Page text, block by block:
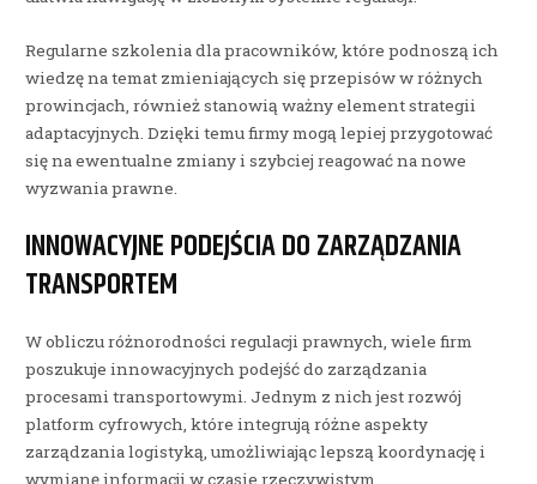
Regularne szkolenia dla pracowników, które podnoszą ich
wiedzę na temat zmieniających się przepisów w różnych
prowincjach, również stanowią ważny element strategii
adaptacyjnych. Dzięki temu firmy mogą lepiej przygotować
się na ewentualne zmiany i szybciej reagować na nowe
wyzwania prawne.
INNOWACYJNE PODEJŚCIA DO ZARZĄDZANIA
TRANSPORTEM
W obliczu różnorodności regulacji prawnych, wiele firm
poszukuje innowacyjnych podejść do zarządzania
procesami transportowymi. Jednym z nich jest rozwój
platform cyfrowych, które integrują różne aspekty
zarządzania logistyką, umożliwiając lepszą koordynację i